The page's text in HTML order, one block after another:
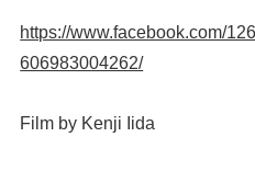
https://www.facebook.com/
606983004262/
Film by Kenji Iida